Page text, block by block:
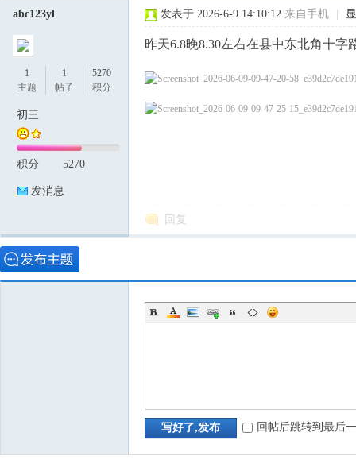
abc123yl
1
主题
1
帖子
5270
积分
初三
积分 5270
发消息
发表于 2026-6-9 14:10:12 来自手机
昨天6.8晚8.30左右在县中东北角十字
回复
写好了,发布 回帖后跳转到最后